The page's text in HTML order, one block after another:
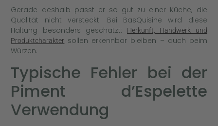
Gerade deshalb passt er so gut zu einer Küche, die
Qualität nicht versteckt. Bei BasQuisine wird diese
Haltung besonders geschätzt:
Herkunft, Handwerk und
Produktcharakter sollen erkennbar bleiben – auch beim
Würzen.
Typische Fehler bei der
Piment d’Espelette
Verwendung